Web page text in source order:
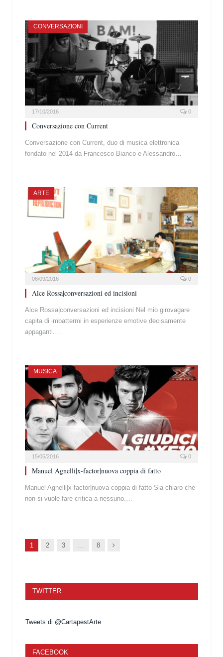
CONVERSAZIONI
17/10/2016 0
Conversazione con Current
Conversazione con Current, duo di musica elettronica
fondato nel 2014 da Francesco Bianco e Alessandro…
ARTE
06/09/2016 0
Alce Rossa|conversazioni ed incisioni
Alce Rossa|conversazioni ed incisioni Nel mio girovagare
capita di imbattermi in esperienze emotive decisamente
appaganti.…
MUSICA
15/05/2016 0
Manuel Agnelli|x-factor|nuova coppia di fatto
Manuel Agnelli|x-factor|nuova coppia di fatto Sia chiaro che
non si vuole fare critica a nessuno.…
1 2 3 … 8 Succ.
TWITTER
Tweets di @CartapestArte
FACEBOOK